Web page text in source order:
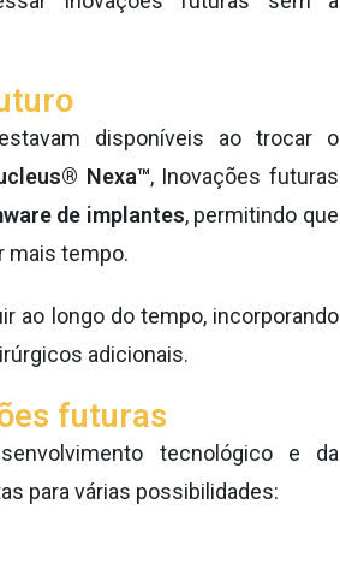
disponíveis ao trocar o
Nexa™, Inovações futuras
de implantes, permitindo que
mais tempo.
ao longo do tempo, incorporando
adicionais.
futuras
tecnológico e da
para várias possibilidades: